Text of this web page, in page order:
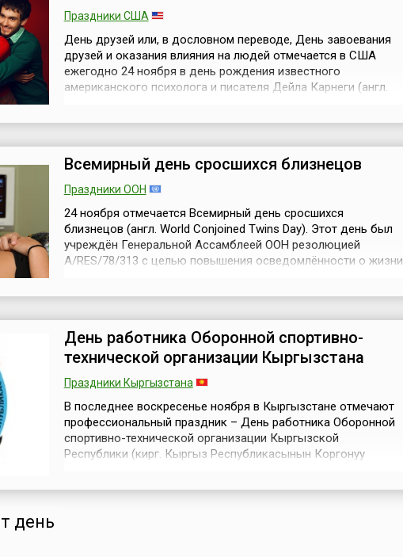
Праздники США
День друзей или, в дословном переводе, День завоевания
друзей и оказания влияния на людей отмечается в США
ежегодно 24 ноября в день рождения известного
американского психолога и писателя Дейла Карнеги (англ.
году эта книга ...
Всемирный день сросшихся близнецов
Праздники ООН
24 ноября отмечается Всемирный день сросшихся
близнецов (англ. World Conjoined Twins Day). Этот день был
учреждён Генеральной Ассамблеей ООН резолюцией
A/RES/78/313 с целью повышения осведомлённости о жизни
яйцеклетка не полностью разделяется н...
День работника Оборонной спортивно-
технической организации Кыргызстана
Праздники Кыргызстана
В последнее воскресенье ноября в Кыргызстане отмечают
профессиональный праздник – День работника Оборонной
спортивно-технической организации Кыргызской
Республики (кирг. Кыргыз Республикасынын Коргонуу
день